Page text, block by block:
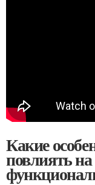
Какие
повлиять на